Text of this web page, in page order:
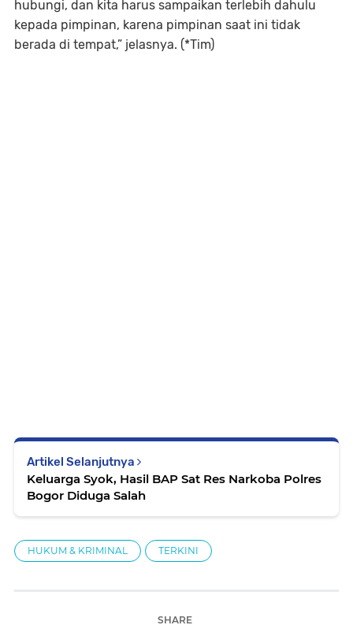
hubungi, dan kita harus sampaikan terlebih dahulu
kepada pimpinan, karena pimpinan saat ini tidak
berada di tempat,” jelasnya. (*Tim)
Artikel Selanjutnya
Keluarga Syok, Hasil BAP Sat Res Narkoba Polres
Bogor Diduga Salah
HUKUM & KRIMINAL TERKINI
SHARE